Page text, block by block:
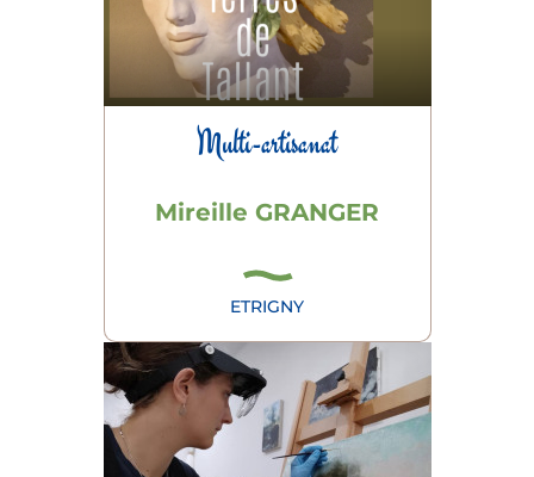
Multi-artisanat
Mireille GRANGER
ETRIGNY